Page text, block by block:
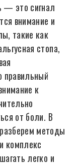
— это сигнал
внимание и
такие как
стопа,
к
от боли. В
методы
комплекс
легко и